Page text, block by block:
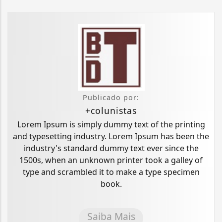
Publicado por:
+colunistas
Lorem Ipsum is simply dummy text of the printing
and typesetting industry. Lorem Ipsum has been the
industry's standard dummy text ever since the
1500s, when an unknown printer took a galley of
type and scrambled it to make a type specimen
book.
Saiba Mais